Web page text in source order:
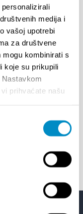
medija i
vašoj upotrebi
za društvene
mogu kombinirati s
koje su prikupili
prihvaćate našu